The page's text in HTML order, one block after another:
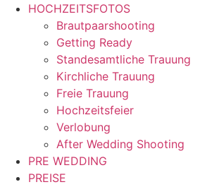
Zum
springen
HOCHZEITSFOTOS
Brautpaarshooting
Getting Ready
Standesamtliche Trauung
Kirchliche Trauung
Freie Trauung
Hochzeitsfeier
Verlobung
After Wedding Shooting
PRE WEDDING
PREISE